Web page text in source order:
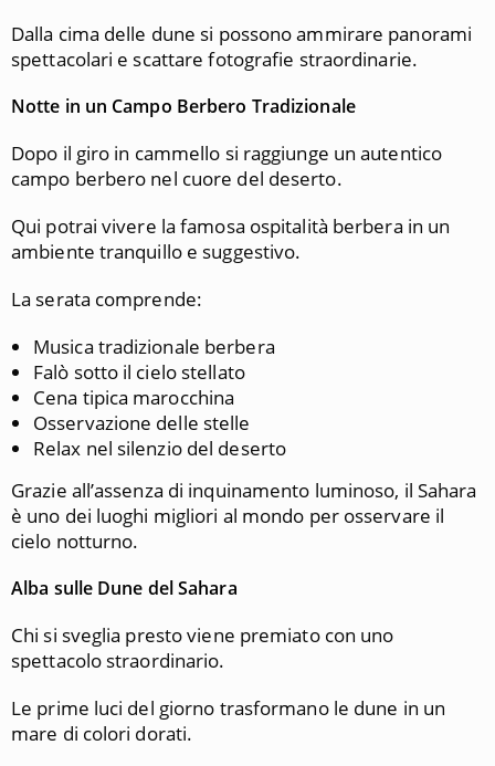
Dalla cima delle dune si possono ammirare panorami
spettacolari e scattare fotografie straordinarie.
Notte in un Campo Berbero Tradizionale
Dopo il giro in cammello si raggiunge un autentico
campo berbero nel cuore del deserto.
Qui potrai vivere la famosa ospitalità berbera in un
ambiente tranquillo e suggestivo.
La serata comprende:
Musica tradizionale berbera
Falò sotto il cielo stellato
Cena tipica marocchina
Osservazione delle stelle
Relax nel silenzio del deserto
Grazie all’assenza di inquinamento luminoso, il Sahara
è uno dei luoghi migliori al mondo per osservare il
cielo notturno.
Alba sulle Dune del Sahara
Chi si sveglia presto viene premiato con uno
spettacolo straordinario.
Le prime luci del giorno trasformano le dune in un
mare di colori dorati.